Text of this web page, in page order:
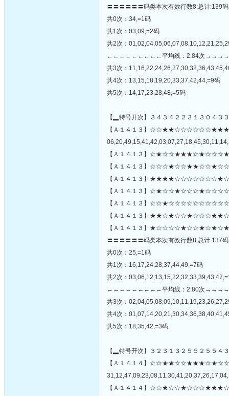
〓〓〓〓〓〓码类本次有效行数8;总计:139
共0次：34,=1码
共1次：03,09,=2码
共2次：
←←←←←←←←←平均线：2.84次
共3次：
共4次：13,15,18,19,20,33,37,42,44,=9码
共5次：14,17,23,28,48,=5码
【▂特号开次】３４３４２２３１３０４３
【Ａ１４１３】
【Ａ１４１３】
【Ａ１４１３】
【Ａ１４１３】
【Ａ１４１３】
【Ａ１４１３】
【Ａ１４１３】
【Ａ１４１３】
〓〓〓〓〓〓码类本次有效行数8;总计:137
共0次：25,=1码
共1次：16,17,24,28,37,44,49,=7码
共2次：
←←←←←←←←←平均线：2.80次
共3次：
共4次：
共5次：18,35,42,=3码
【▂特号开次】３２３１３２５５２５５４
【Ａ１４１４】
【Ａ１４１４】